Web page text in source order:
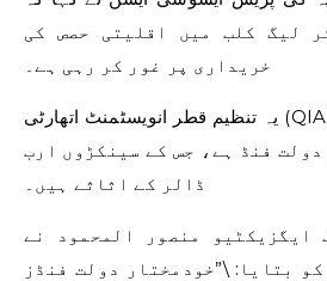
لیگ کلب میں اقلیتی حصص کی
خریداری پر غور کر رہی ہے۔
یہ تنظیم قطر انویسٹمنٹ اتھارٹی (QIA) کا ذیلی ادارہ ہے،
فنڈ ہے، جس کے سینکڑوں ارب
ڈالر کے اثاثے ہیں۔
منصور المحمود نے
بتایا: \”خودمختار دولت فنڈز